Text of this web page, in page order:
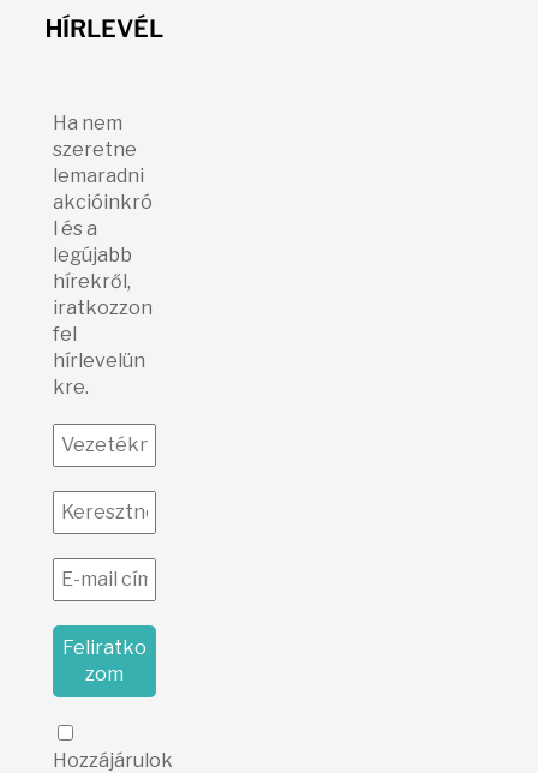
HÍRLEVÉL
Ha nem
szeretne
lemaradni
akcióinkró
l és a
legújabb
hírekről,
iratkozzon
fel
hírlevelün
kre.
Hozzájárulok